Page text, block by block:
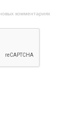
комментариях